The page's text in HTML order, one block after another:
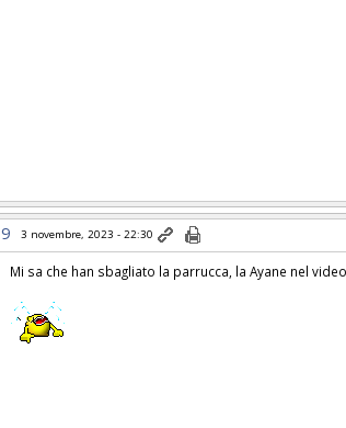
9 3 novembre, 2023 - 22:30
Mi sa che han sbagliato la parrucca, la Ayane nel